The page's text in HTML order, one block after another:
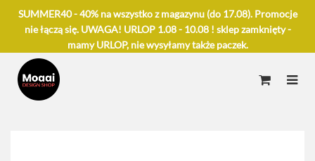
SUMMER40 - 40% na wszystko z magazynu (do 17.08). Promocje
nie łączą się. UWAGA! URLOP 1.08 - 10.08 ! sklep zamknięty -
mamy URLOP, nie wysyłamy także paczek.